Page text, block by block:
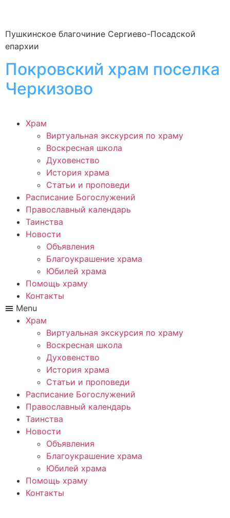
Пушкинское благочиние Сергиево-Посадской
епархии
Покровский храм поселка
Черкизово
Храм
Виртуальная экскурсия по храму
Воскресная школа
Духовенство
История храма
Статьи и проповеди
Расписание Богослужений
Православный календарь
Таинства
Новости
Объявления
Благоукрашение храма
Юбилей храма
Помощь храму
Контакты
Menu
Храм
Виртуальная экскурсия по храму
Воскресная школа
Духовенство
История храма
Статьи и проповеди
Расписание Богослужений
Православный календарь
Таинства
Новости
Объявления
Благоукрашение храма
Юбилей храма
Помощь храму
Контакты